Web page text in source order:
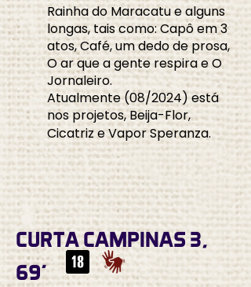
Rainha do Maracatu e alguns
longas, tais como: Capô em 3
atos, Café, um dedo de prosa,
O ar que a gente respira e O
Jornaleiro.
Atualmente (08/2024) está
nos projetos, Beija-Flor,
Cicatriz e Vapor Speranza.
CURTA CAMPINAS 3,
69’